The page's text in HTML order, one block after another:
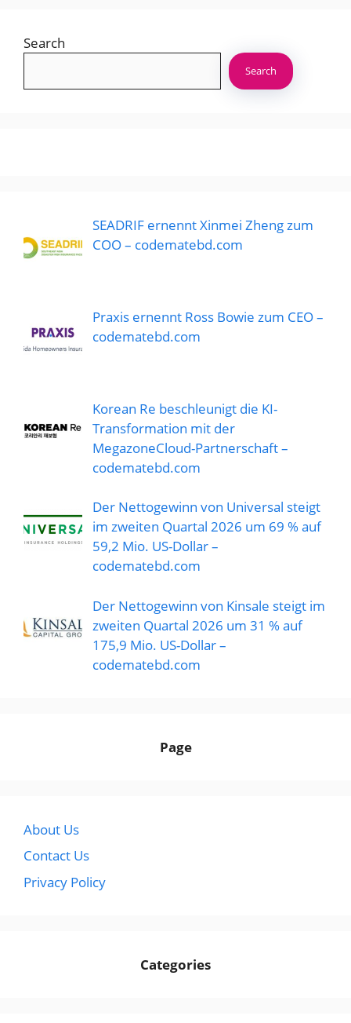
Search
Search
SEADRIF ernennt Xinmei Zheng zum
COO – codematebd.com
Praxis ernennt Ross Bowie zum CEO –
codematebd.com
Korean Re beschleunigt die KI-
Transformation mit der
MegazoneCloud-Partnerschaft –
codematebd.com
Der Nettogewinn von Universal steigt
im zweiten Quartal 2026 um 69 % auf
59,2 Mio. US-Dollar –
codematebd.com
Der Nettogewinn von Kinsale steigt im
zweiten Quartal 2026 um 31 % auf
175,9 Mio. US-Dollar –
codematebd.com
Page
About Us
Contact Us
Privacy Policy
Categories